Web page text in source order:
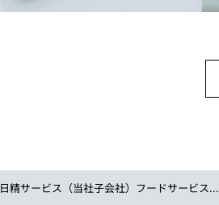
日精サービス（当社子会社）フードサービス...